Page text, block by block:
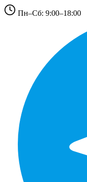
Пн–Сб: 9:00–18:00